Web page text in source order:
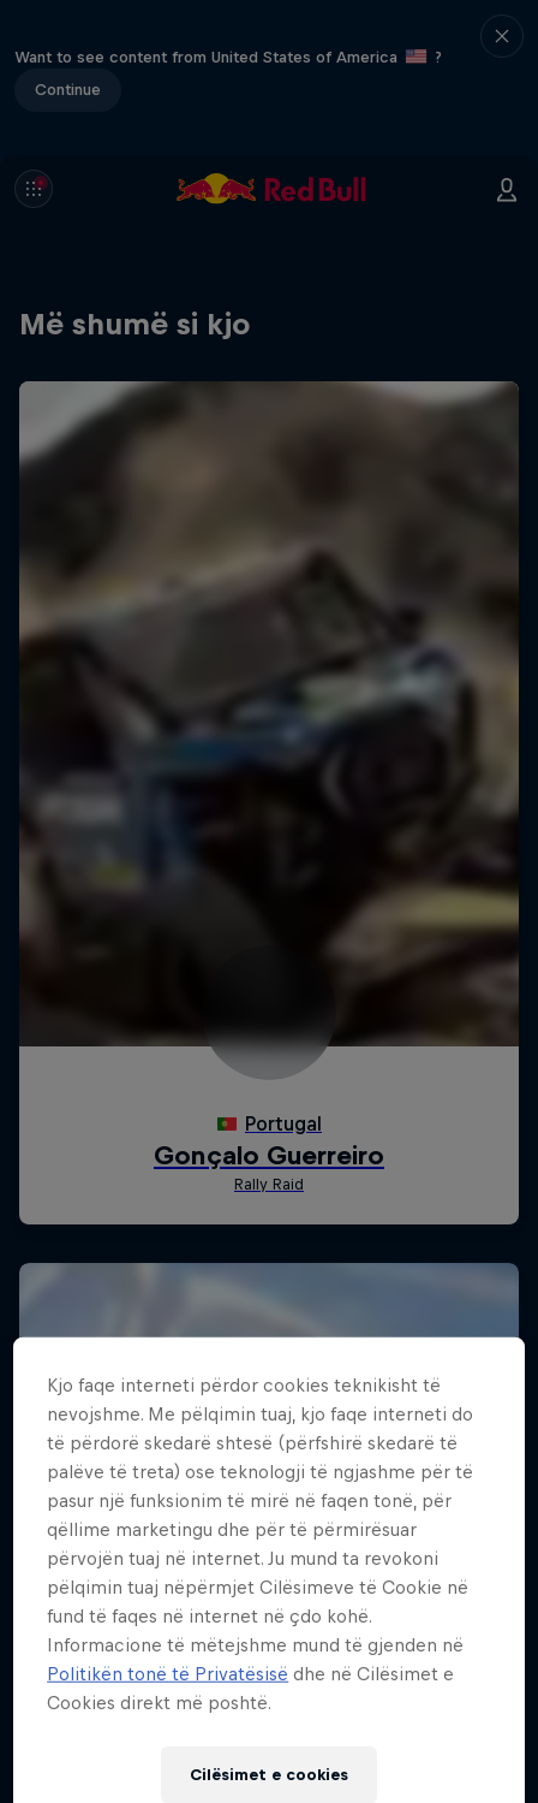
Want to see content from United States of America
?
Continue
Më shumë si kjo
Kjo faqe interneti përdor cookies teknikisht të
nevojshme. Me pëlqimin tuaj, kjo faqe interneti do
të përdorë skedarë shtesë (përfshirë skedarë të
palëve të treta) ose teknologji të ngjashme për të
pasur një funksionim të mirë në faqen tonë, për
qëllime marketingu dhe për të përmirësuar
përvojën tuaj në internet. Ju mund ta revokoni
pëlqimin tuaj nëpërmjet Cilësimeve të Cookie në
fund të faqes në internet në çdo kohë.
Informacione të mëtejshme mund të gjenden në
Politikën tonë të Privatësisë dhe në Cilësimet e
Cookies direkt më poshtë.
Cilësimet e cookies